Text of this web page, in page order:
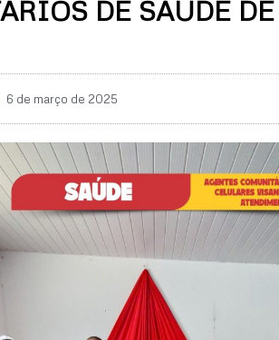
DE SAÚDE
6 de março de 2025